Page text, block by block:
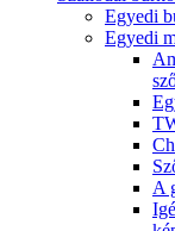
Egyedi
Egyedi
A